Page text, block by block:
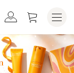
HELYEZEM